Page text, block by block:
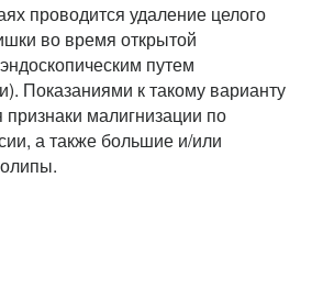
проводится удаление целого
во время открытой
путем
Показаниями к такому варианту
малигнизации по
а также большие и/или